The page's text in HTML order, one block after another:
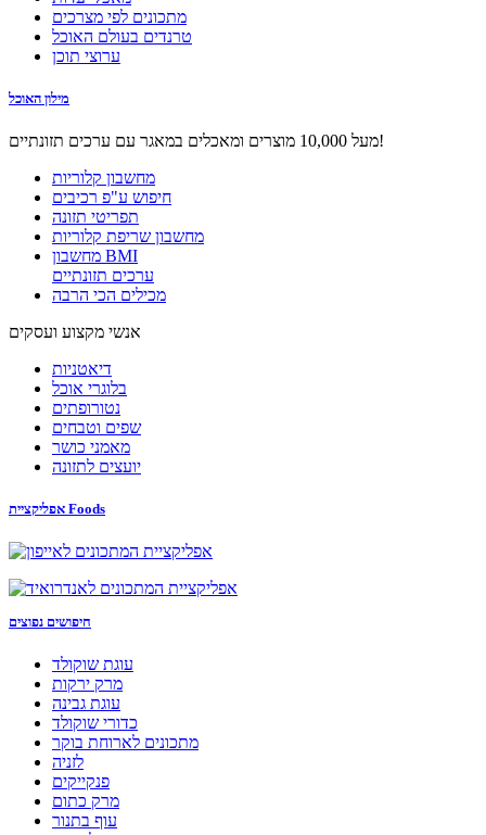
מתכונים לפי מצרכים
טרנדים בעולם האוכל
ערוצי תוכן
מילון האוכל
מעל 10,000 מוצרים ומאכלים במאגר עם ערכים תזונתיים!
מחשבון קלוריות
חיפוש ע"פ רכיבים
תפריטי תזונה
מחשבון שריפת קלוריות
מחשבון BMI
ערכים תזונתיים
מכילים הכי הרבה
אנשי מקצוע ועסקים
דיאטניות
בלוגרי אוכל
נטורופתים
שפים וטבחים
מאמני כושר
יועצים לתזונה
אפליקציית Foods
חיפושים נפוצים
עוגת שוקולד
מרק ירקות
עוגת גבינה
כדורי שוקולד
מתכונים לארוחת בוקר
לזניה
פנקייקים
מרק כתום
עוף בתנור